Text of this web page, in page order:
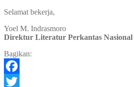
Selamat bekerja,
Yoel M. Indrasmoro
Direktur Literatur Perkantas Nasional
Bagikan:
Facebook